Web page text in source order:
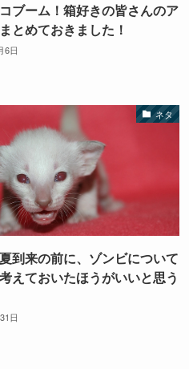
ブーム！箱好きの皆さんのア
とめておきました！
6日
ネタ
到来の前に、ゾンビについて
えておいたほうがいいと思う
日